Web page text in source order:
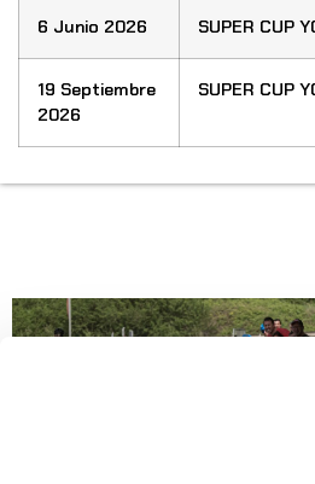
6 Junio 2026 SUPER CUP
19 Septiembre
2026
SUPER CUP